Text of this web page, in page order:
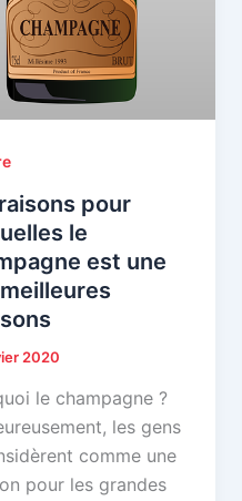
pour
le
est une
2020
le champagne ?
les gens
comme une
pour les grandes